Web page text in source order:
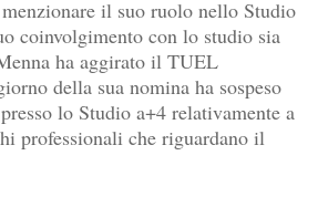
il suo ruolo nello Studio
coinvolgimento con lo studio sia
ha aggirato il TUEL
della sua nomina ha sospeso
lo Studio a+4 relativamente a
professionali che riguardano il